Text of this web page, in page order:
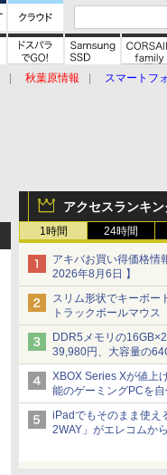
秋葉原情報
スマートフ
アクセスランキン
1時間 24時間
アキバお買い得価格情
2026年8月6日 】
スリム形状でキーボー
トラックボールマウス
Keychronから
DDR5メモリの
39,980円、大容量の
[8月前半のメモリ価
XBOX Series Xが値上
能のゲーミングPCを
【石田賀津男の『酒の
iPadでもそのまま使え
2WAY」がエレコムか